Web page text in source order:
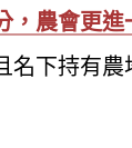
，農會更
名下持有